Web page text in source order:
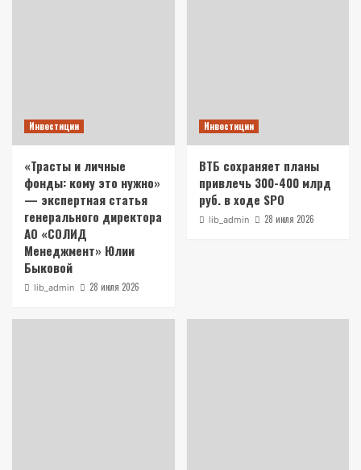
Инвестиции
«Трасты и личные
фонды: кому это нужно»
— экспертная статья
генерального директора
АО «СОЛИД
Менеджмент» Юлии
Быковой
lib_admin 28 июля 2026
Инвестиции
ВТБ сохраняет планы
привлечь 300-400 млрд
руб. в ходе SPO
lib_admin 28 июля 2026